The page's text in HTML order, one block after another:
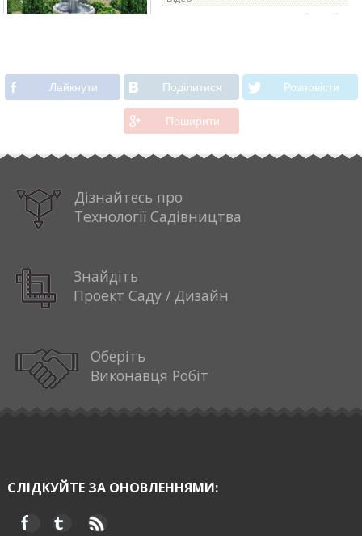
Ландшафтний дизайн
Лайкнути Подiлитися Розповiсти
Поширити
Дізнайтесь про
Технології Садівництва
Знайдіть
Проект Саду / Дизайн
Оберіть
Виконавця Робіт
СЛІДКУЙТЕ ЗА ОНОВЛЕННЯМИ: